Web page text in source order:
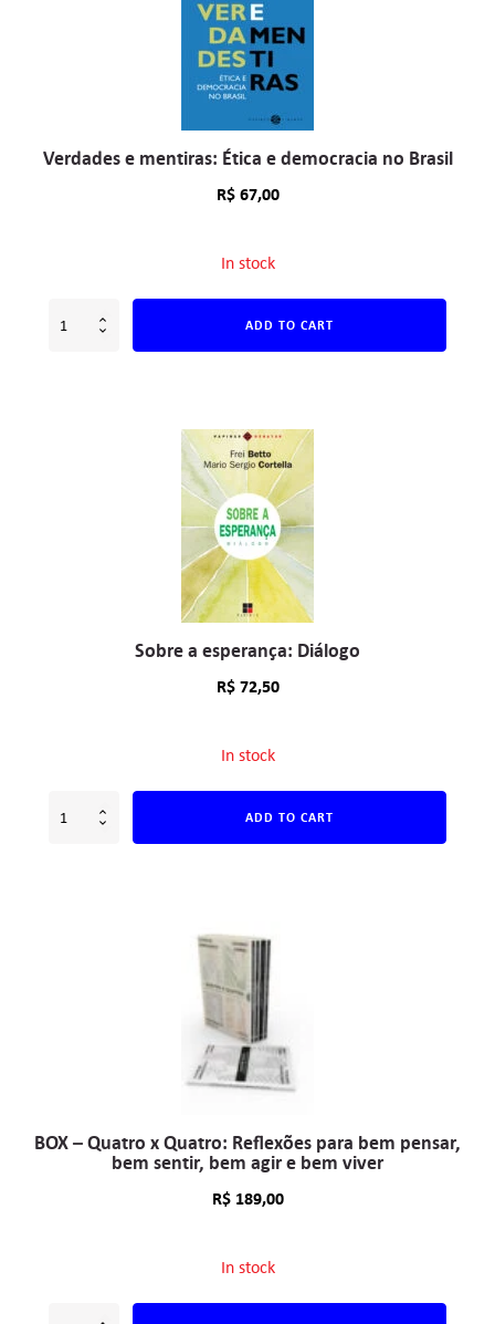
Verdades e mentiras: Ética e democracia no Brasil
R$67,00
In stock
ADD TO CART
Sobre a esperança: Diálogo
R$72,50
In stock
ADD TO CART
BOX – Quatro x Quatro: Reflexões para bem pensar,
bem sentir, bem agir e bem viver
R$189,00
In stock